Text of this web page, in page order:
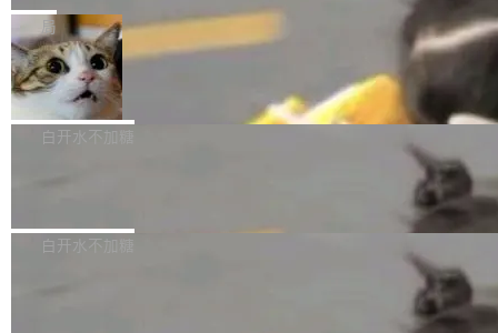
是把这段空隙补上。 回退到任何一次编辑：Delt
aDB 捕获 commit 之间的每一次操作，...
微软同期总资本开支的四成。 与亚马逊、Alpha
bet、微软以及 Meta 等传统科技巨头相比，Spa
ceXAI的资金消耗速度尤为引人瞩目。然而，支
撑庞大支出的资金来源却呈现出截然不同的面
貌。数据显示，微软和 Meta 主要依托充沛的经
一个在终端里运行的编程 agent；Muse Spark
1.2，驱动这个 agent 的新模型。一句话概括：
你可以用 curl -fsSL https://dev.meta.ai/install.
sh | bash 安装一个能在大项目里自动规划、写
代码、验证结果的 AI 终端工具。 据介绍，Muse
个主 agent 循环，外加一组后台 agent。这些后
局
美团开源 LoHoSearch，用知识图谱校
准 AI 能力认知
机器出题的前提，是让机器拥有全局视野。整个
构建流程可以分为四个环节：建图 → 控制难度
白开水不加糖
库，并将作为transport接入Mooncake TENT。
白开水不加糖